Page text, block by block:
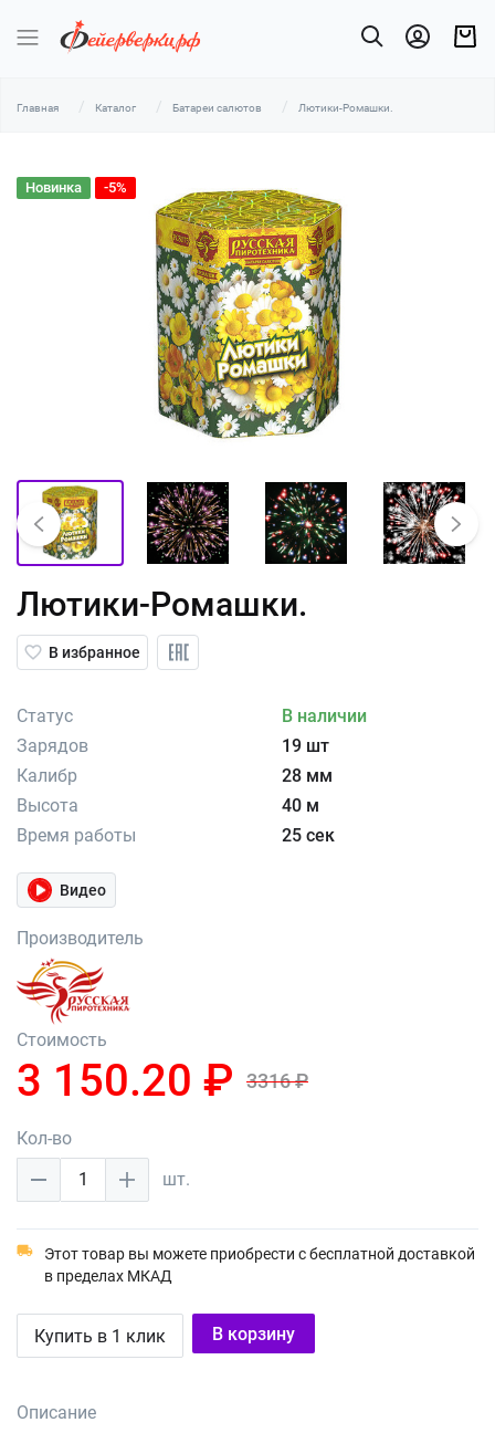
Главная Каталог Батареи салютов Лютики-Ромашки.
Новинка -5%
Лютики-Ромашки.
В избранное
Статус
В наличии
Зарядов
19 шт
Калибр
28 мм
Высота
40 м
Время работы
25 сек
Видео
Производитель
Стоимость
3 150.20 ₽ 3316 ₽
Кол-во
1
шт.
Этот товар вы можете приобрести с бесплатной доставкой
в пределах МКАД
Купить в 1 клик В корзину
Описание